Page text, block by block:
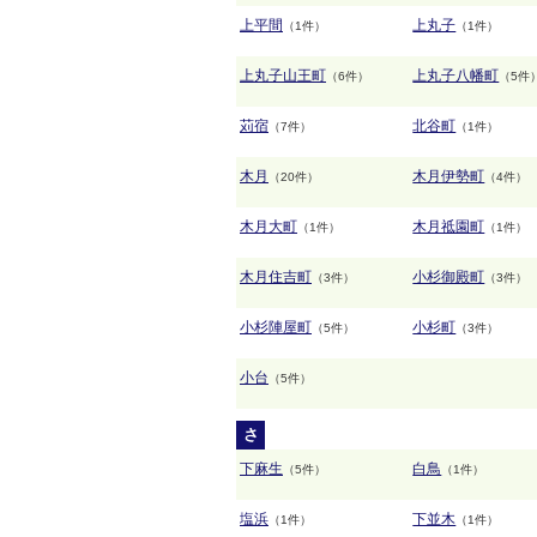
上平間 （1件） 上丸子 （1件）
上丸子山王町 （6件） 上丸子八幡町 （5件
苅宿 （7件） 北谷町 （1件）
木月 （20件） 木月伊勢町 （4件）
木月大町 （1件） 木月祗園町 （1件）
木月住吉町 （3件） 小杉御殿町 （3件）
小杉陣屋町 （5件） 小杉町 （3件）
小台 （5件）
さ
下麻生 （5件） 白鳥 （1件）
塩浜 （1件） 下並木 （1件）